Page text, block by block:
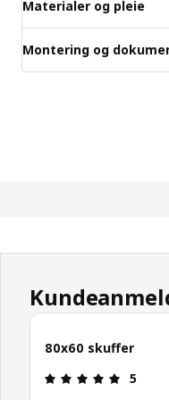
Materialer og pleie
Montering og
80x60 skuffer
5